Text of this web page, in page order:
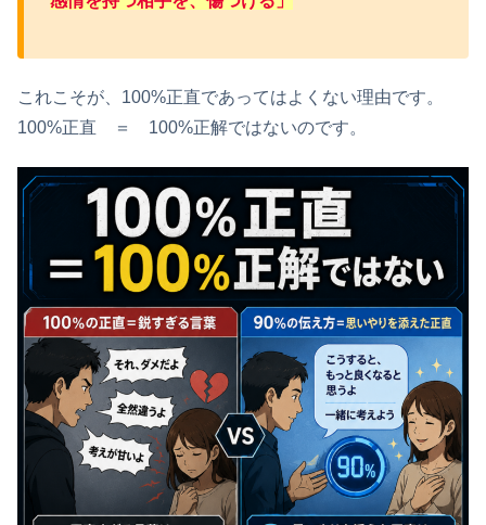
これこそが、100%正直であってはよくない理由です。
100%正直 ＝ 100%正解ではないのです。